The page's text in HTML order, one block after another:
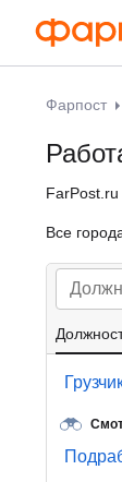
Фарпост
Все